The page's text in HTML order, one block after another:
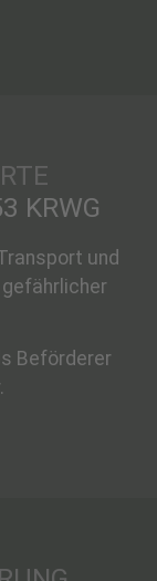
KRWG
und
Beförderer